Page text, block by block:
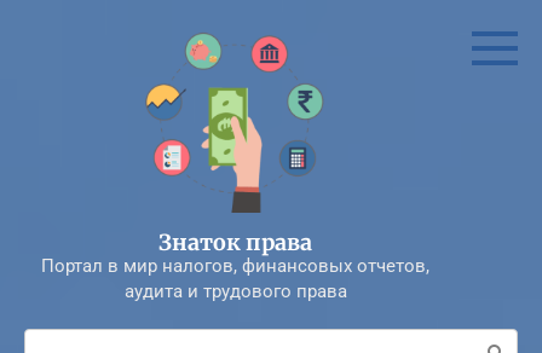
Знаток права
Портал в мир налогов, финансовых отчетов,
аудита и трудового права
Поиск: